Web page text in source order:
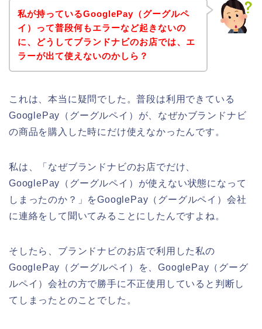
私が持っているGooglePay（グーグルペ
イ）って普段何もエラーなど起きないの
に、どうしてブランドナビのお店では、エ
ラーが出て使えないのかしら？
これは、本当に疑問でした。普段は利用できている
GooglePay（グーグルペイ）が、なぜかブランドナビ
の商品を購入した時にだけ使えなかったんです。
私は、「なぜブランドナビのお店でだけ、
GooglePay（グーグルペイ）が使えない状態になって
しまったのか？」をGooglePay（グーグルペイ）会社
に連絡をして聞いてみることにしたんですよね。
そしたら、ブランドナビのお店で利用した私の
GooglePay（グーグルペイ）を、GooglePay（グーグ
ルペイ）会社の方で勝手に不正使用していると判断し
てしまったとのことでした。